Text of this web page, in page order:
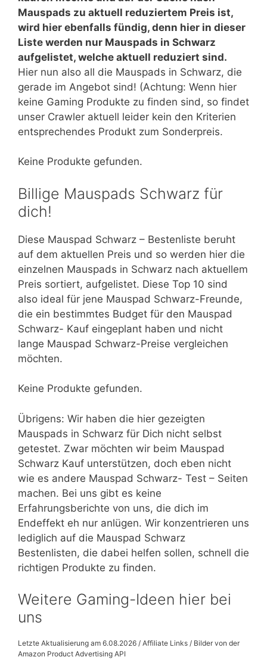
Mauspads zu aktuell reduziertem Preis ist,
wird hier ebenfalls fündig, denn hier in dieser
Liste werden nur Mauspads in Schwarz
aufgelistet, welche aktuell reduziert sind.
Hier nun also all die Mauspads in Schwarz, die
gerade im Angebot sind! (Achtung: Wenn hier
keine Gaming Produkte zu finden sind, so findet
unser Crawler aktuell leider kein den Kriterien
entsprechendes Produkt zum Sonderpreis.
Keine Produkte gefunden.
Billige Mauspads Schwarz für
dich!
Diese Mauspad Schwarz – Bestenliste beruht
auf dem aktuellen Preis und so werden hier die
einzelnen Mauspads in Schwarz nach aktuellem
Preis sortiert, aufgelistet. Diese Top 10 sind
also ideal für jene Mauspad Schwarz-Freunde,
die ein bestimmtes Budget für den Mauspad
Schwarz- Kauf eingeplant haben und nicht
lange Mauspad Schwarz-Preise vergleichen
möchten.
Keine Produkte gefunden.
Übrigens: Wir haben die hier gezeigten
Mauspads in Schwarz für Dich nicht selbst
getestet. Zwar möchten wir beim Mauspad
Schwarz Kauf unterstützen, doch eben nicht
wie es andere Mauspad Schwarz- Test – Seiten
machen. Bei uns gibt es keine
Erfahrungsberichte von uns, die dich im
Endeffekt eh nur anlügen. Wir konzentrieren uns
lediglich auf die Mauspad Schwarz
Bestenlisten, die dabei helfen sollen, schnell die
richtigen Produkte zu finden.
Weitere Gaming-Ideen hier bei
uns
Letzte Aktualisierung am 6.08.2026 / Affiliate Links / Bilder von der
Amazon Product Advertising API